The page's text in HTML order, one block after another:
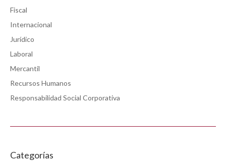
Fiscal
Internacional
Jurídico
Laboral
Mercantil
Recursos Humanos
Responsabilidad Social Corporativa
Categorías